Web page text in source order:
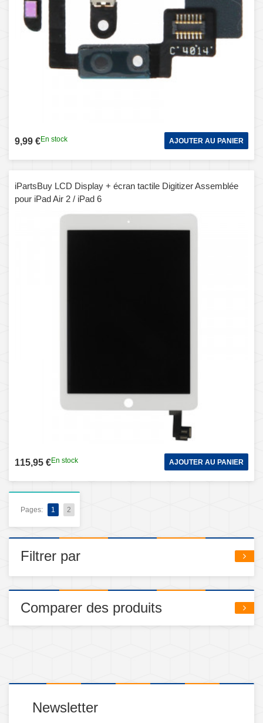
9,99 €En stock AJOUTER AU PANIER
iPartsBuy LCD Display + écran tactile Digitizer Assemblée
pour iPad Air 2 / iPad 6
115,95 €En stock AJOUTER AU PANIER
Pages: 1 2
Filtrer par
Comparer des produits
Newsletter